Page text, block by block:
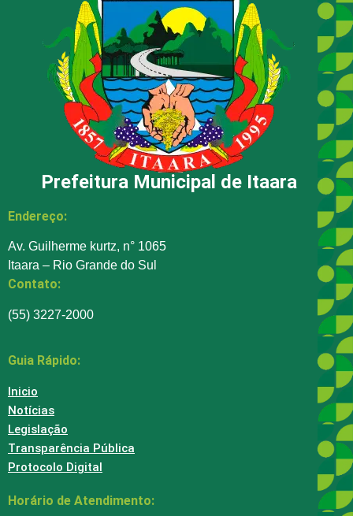
Prefeitura Municipal de Itaara
Endereço:
Av. Guilherme kurtz, n° 1065
Itaara – Rio Grande do Sul
Contato:
(55) 3227-2000
Guia Rápido:
Inicio
Notícias
Legislação
Transparência Pública
Protocolo Digital
Horário de Atendimento: